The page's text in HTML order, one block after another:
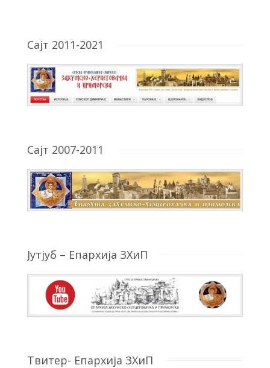
Сајт 2011-2021
Сајт 2007-2011
Јутјуб – Епархија ЗХиП
Твитер- Епархија ЗХиП